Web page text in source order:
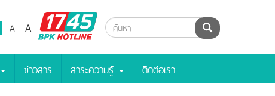
A A
BPK
Hotline
ค้นหา
ข่าวสาร สาระความรู้ ติดต่อเรา